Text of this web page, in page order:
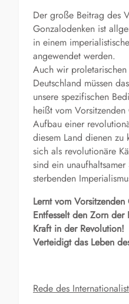
Der große Beitrag des
Gonzalodenken ist
in einem
angewendet werden.
Auch wir
Deutschland müssen
unsere spezifischen
heißt vom
Aufbau einer
diesem Land dienen zu
sich als revolutionäre
sind ein
sterbenden
Lernt vom
Entfesselt den Zorn
Kraft in der Revolution!
Verteidigt das Leben
Rede des